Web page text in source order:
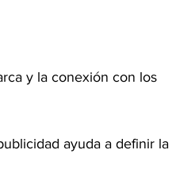
y la conexión con los
ayuda a definir la